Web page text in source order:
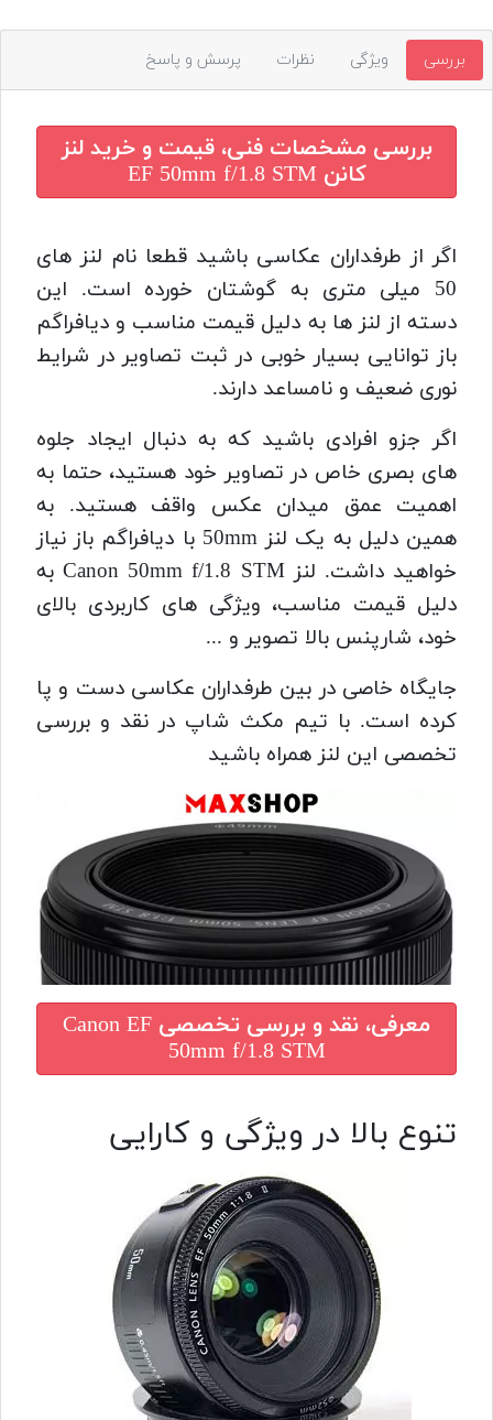
بررسی ویژگی نظرات پرسش و پاسخ
بررسی مشخصات فنی، قیمت و خریدلنز
کانن EF 50mm f/1.8 STM
اگر از طرفداران عکاسی باشید قطعا نام لنز های
50 میلی متری به گوشتان خورده است. این
دسته از لنز ها به دلیل قیمت مناسب و دیافراگم
باز توانایی بسیار خوبی در ثبت تصاویر در شرایط
نوری ضعیف و نامساعد دارند.
اگر جزو افرادی باشید که به دنبال ایجاد جلوه
های بصری خاص در تصاویر خود هستید، حتما به
اهمیت عمق میدان عکس واقف هستید. به
همین دلیل به یک لنز 50mm با دیافراگم باز نیاز
خواهید داشت. لنز Canon 50mm f/1.8 STM به
دلیل قیمت مناسب، ویژگی های کاربردی بالای
خود، شارپنس بالا تصویر و ...
جایگاه خاصی در بین طرفداران عکاسی دست و پا
کرده است. با تیم مکث شاپ در نقد و بررسی
تخصصی این لنز همراه باشید
معرفی، نقد و بررسی تخصصی Canon EF
50mm f/1.8 STM
تنوع بالا در ویژگی و کارایی